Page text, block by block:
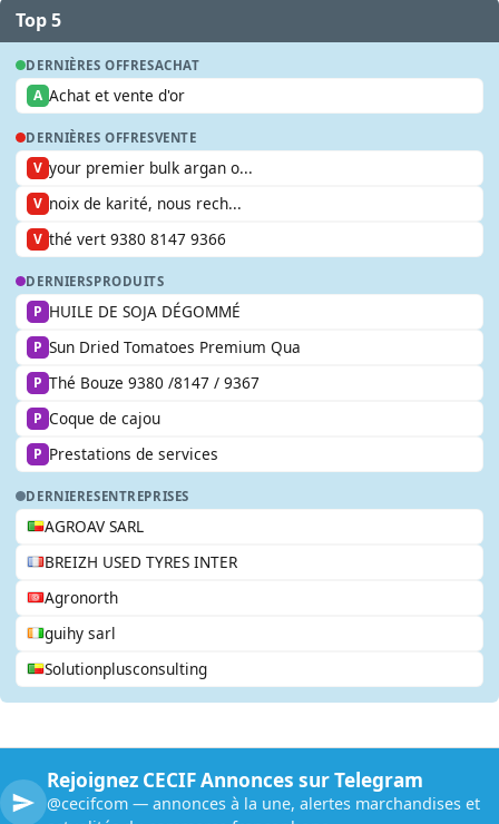
Top 5
DERNIÈRES OFFRESACHAT
A Achat et vente d'or
DERNIÈRES OFFRESVENTE
V your premier bulk argan o...
V noix de karité, nous rech...
V thé vert 9380 8147 9366
DERNIERSPRODUITS
P HUILE DE SOJA DÉGOMMÉ
P Sun Dried Tomatoes Premium Qua
P Thé Bouze 9380 /8147 / 9367
P Coque de cajou
P Prestations de services
DERNIERESENTREPRISES
AGROAV SARL
BREIZH USED TYRES INTER
Agronorth
guihy sarl
Solutionplusconsulting
Rejoignez CECIF Annonces sur Telegram
@cecifcom — annonces à la une, alertes marchandises et